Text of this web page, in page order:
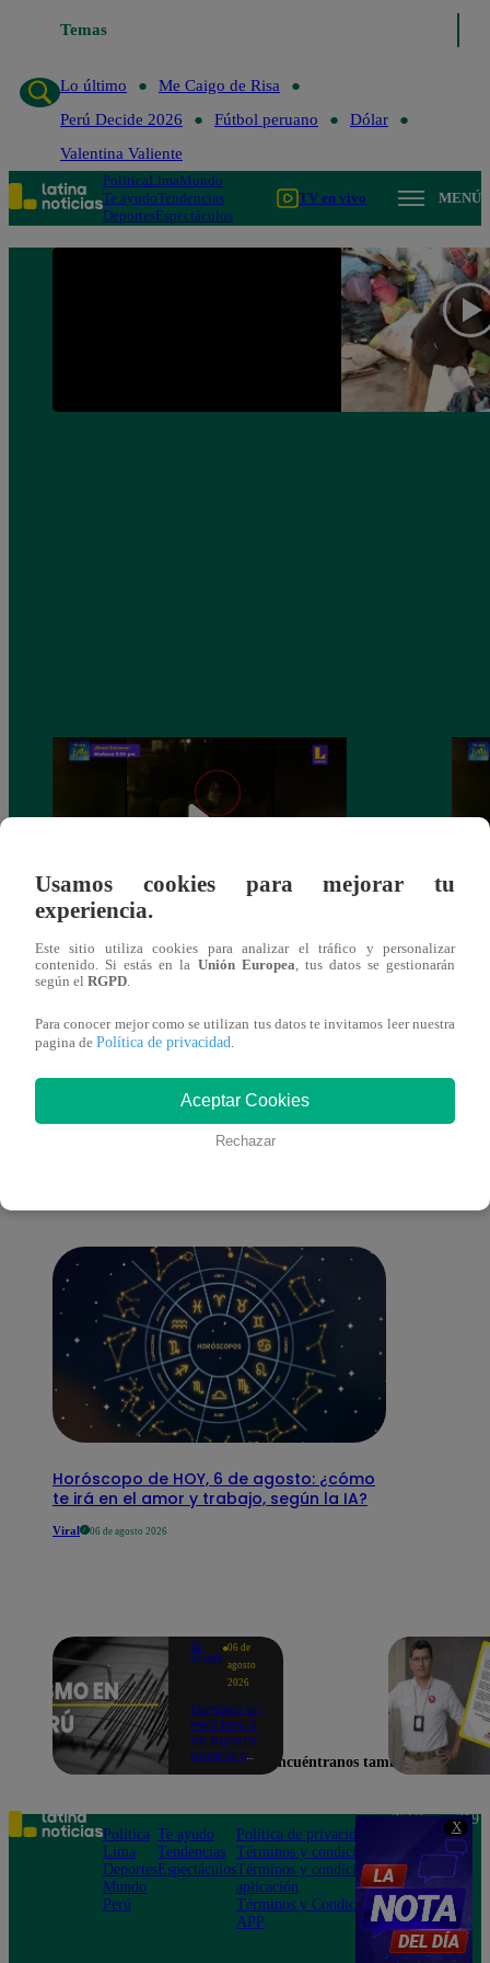
X
Temas
Lo último
Me Caigo de Risa
Perú Decide 2026
Fútbol peruano
Dólar
Valentina Valiente
PolíticaLimaMundo
Te ayudoTendencias
DeportesEspectáculos
TV en vivo MENÚ
Sofía Franco ocasiona triple choque en
estado de ebriedad
También te puede
Horóscopo de HOY, 6 de agosto: ¿cómo
te irá en el amor y trabajo, según la IA?
Viral 06 de agosto 2026
Te
ayudo
06 de
agosto
2026
Temblor en
Perú hoy, 6
de agosto:
horario y
según IGP
Usamos cookies para mejorar tu
experiencia.
Este sitio utiliza cookies para analizar el tráfico y personalizar
contenido. Si estás en la Unión Europea, tus datos se gestionarán
según el RGPD.
Para conocer mejor como se utilizan tus datos te invitamos leer nuestra
pagina de Política de privacidad.
Aceptar Cookies
Rechazar
Encuéntranos también en
Política
Lima
Deportes
Mundo
Perú
Te ayudo
Tendencias
Espectáculos
Política de privacidad
Términos y condiciones
Términos y condiciones
aplicación
Términos y Condiciones
APP
Teléfono: 219
Av. San
Felipe 968
Jesús María